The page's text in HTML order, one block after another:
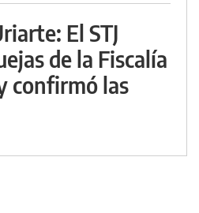
El STJ
de la Fiscalía
confirmó las